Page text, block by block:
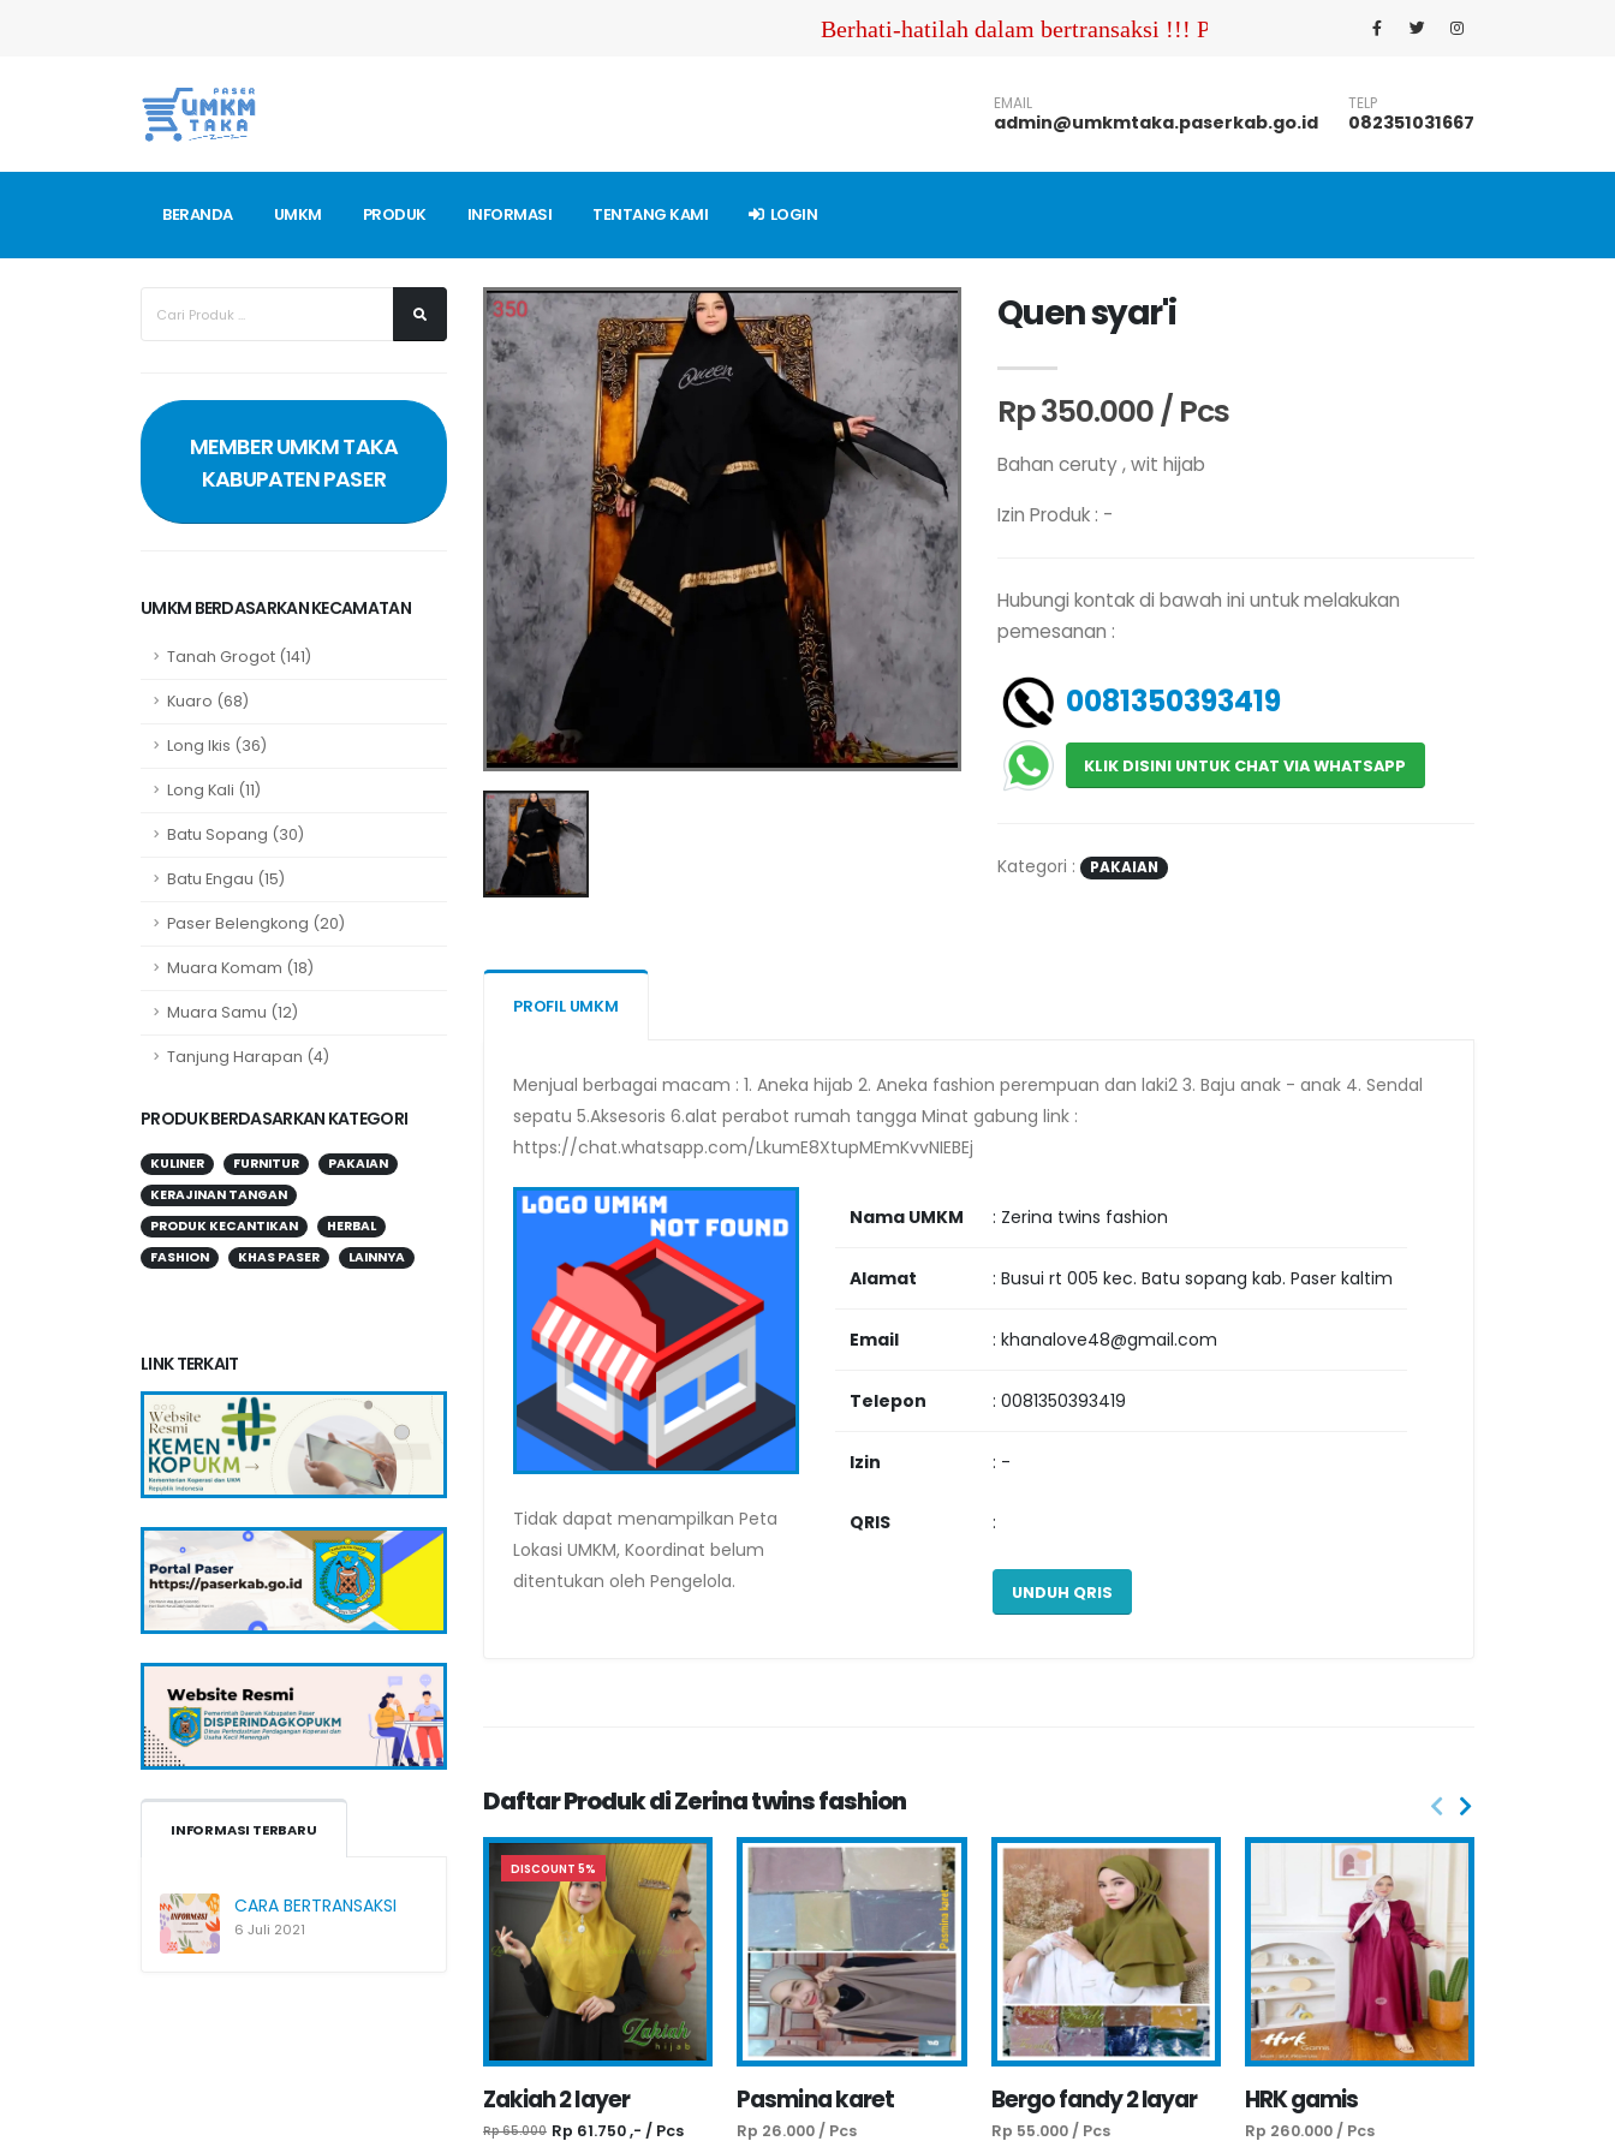
Berhati-hatilah dalam bertransaksi !!! Pastikan Anda menghubungi nomor kontak
EMAIL
admin@umkmtaka.paserkab.go.id
TELP
082351031667
BERANDA UMKM PRODUK INFORMASI TENTANG KAMI LOGIN
MEMBER UMKM TAKA
KABUPATEN PASER
UMKM BERDASARKAN KECAMATAN
Tanah Grogot (141)
Kuaro (68)
Long Ikis (36)
Long Kali (11)
Batu Sopang (30)
Batu Engau (15)
Paser Belengkong (20)
Muara Komam (18)
Muara Samu (12)
Tanjung Harapan (4)
PRODUK BERDASARKAN KATEGORI
KULINER FURNITUR
PAKAIAN
KERAJINAN TANGAN
PRODUK KECANTIKAN
HERBAL
FASHION
KHAS PASER LAINNYA
LINK TERKAIT
INFORMASI TERBARU
CARA BERTRANSAKSI
6 Juli 2021
Quen syar'i
Rp 350.000 / Pcs
Bahan ceruty , wit hijab
Izin Produk : -
Hubungi kontak di bawah ini untuk melakukan
pemesanan :
0081350393419
KLIK DISINI UNTUK CHAT VIA WHATSAPP
Kategori : PAKAIAN
PROFIL UMKM
Menjual berbagai macam : 1. Aneka hijab 2. Aneka fashion perempuan dan laki2 3. Baju anak - anak 4. Sendal
sepatu 5.Aksesoris 6.alat perabot rumah tangga Minat gabung link :
https://chat.whatsapp.com/LkumE8XtupMEmKvvNIEBEj
Tidak dapat menampilkan Peta
Lokasi UMKM, Koordinat belum
ditentukan oleh Pengelola.
Nama UMKM : Zerina twins fashion
Alamat : Busui rt 005 kec. Batu sopang kab. Paser kaltim
Email : khanalove48@gmail.com
Telepon : 0081350393419
Izin : -
QRIS :
UNDUH QRIS
Daftar Produk di Zerina twins fashion
DISCOUNT 5%
Zakiah 2 layer
Rp 61.750 ,- / Pcs
Rp 65.000
Pasmina karet
Rp 26.000 / Pcs
Bergo fandy 2 layar
Rp 55.000 / Pcs
HRK gamis
Rp 260.000 / Pcs